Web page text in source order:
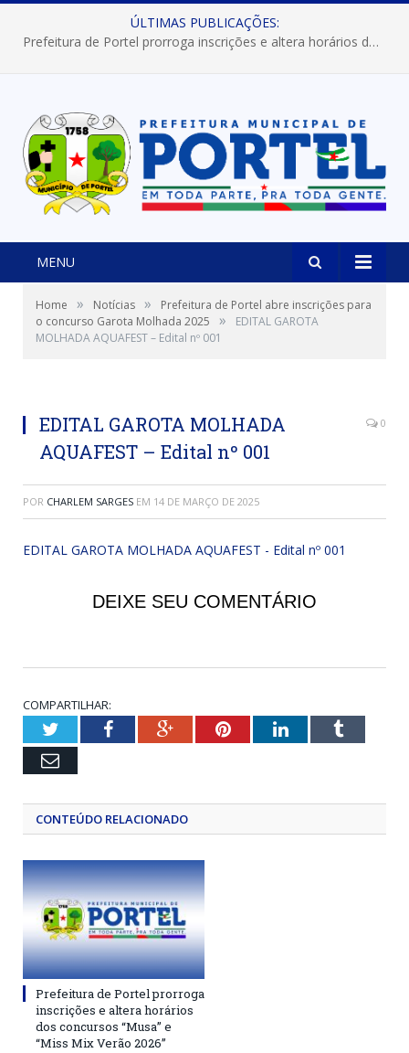
ÚLTIMAS PUBLICAÇÕES:
Prefeitura de Portel prorroga inscrições e altera horários dos concursos “Musa” e “Miss Mix Verão 2026”
MENU
Home » Notícias »
Prefeitura de Portel abre inscrições para
o concurso Garota Molhada 2025
»
EDITAL GAROTA
MOLHADA AQUAFEST – Edital nº 001
EDITAL GAROTA MOLHADA
AQUAFEST – Edital nº 001
0
POR CHARLEM SARGES EM 14 DE MARÇO DE 2025
EDITAL GAROTA MOLHADA AQUAFEST - Edital nº 001
DEIXE SEU COMENTÁRIO
COMPARTILHAR:
TwitterFacebookGoogle+PinterestLinkedInTumblr
Email
CONTEÚDO RELACIONADO
Prefeitura de Portel prorroga
inscrições e altera horários
dos concursos “Musa” e
“Miss Mix Verão 2026”